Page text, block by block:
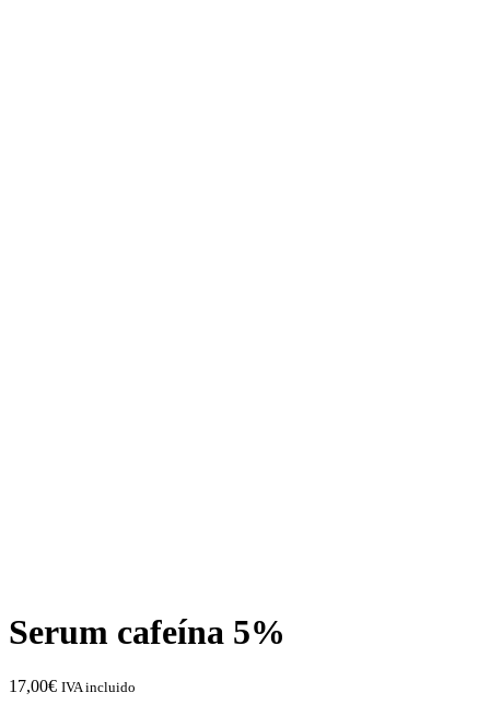
Serum cafeína 5%
17,00€ IVA incluido